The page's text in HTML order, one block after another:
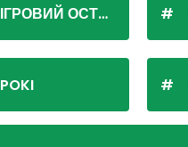
ІГРОВИЙ ОСТРІВ
POKI